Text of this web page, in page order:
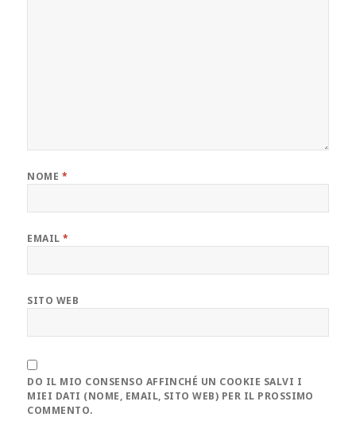
NOME *
EMAIL*
SITO WEB
DO IL MIO CONSENSO AFFINCHÉ UN COOKIE SALVI I
MIEI DATI (NOME, EMAIL, SITO WEB) PER IL PROSSIMO
COMMENTO.